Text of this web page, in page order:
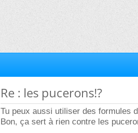
Re : les pucerons!?
Tu peux aussi utiliser des formules
Bon, ça sert à rien contre les